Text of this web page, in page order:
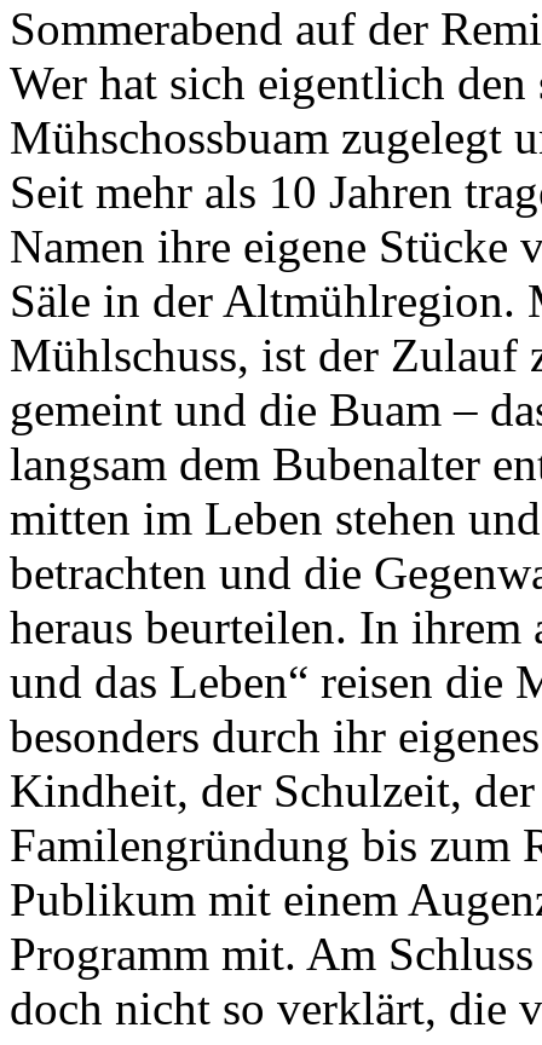
Sommerabend auf der
Wer hat sich eigentlich den
Mühschossbuam zugelegt
Seit mehr als 10 Jahren
Namen ihre eigene Stücke
Säle in der Altmühlregion.
Mühlschuss, ist der Zulauf
gemeint und die Buam –
langsam dem Bubenalter
mitten im Leben stehen
betrachten und die
heraus beurteilen. In
und das Leben“ reisen die
besonders durch ihr
Kindheit, der Schulzeit,
Familengründung bis zum
Publikum mit einem
Programm mit. Am
doch nicht so verklärt, die